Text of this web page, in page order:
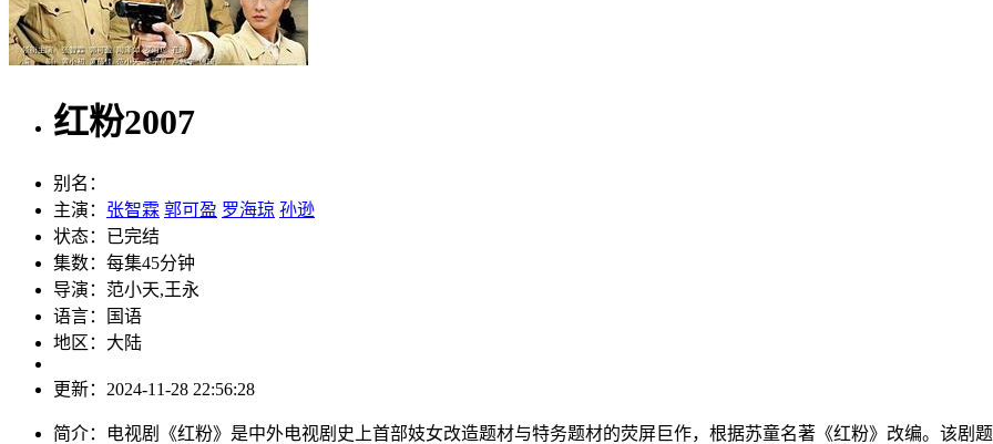
红粉2007
别名：
主演： 张智霖 郭可盈 罗海琼 孙逊
状态： 已完结
集数： 每集45分钟
导演： 范小天,王永
语言：
国语
地区： 大陆
更新： 2024-11-28 22:56:28
简介：
电视剧《红粉》是中外电视剧史上首部妓女改造题材与特务题材的荧屏巨作，根据苏童名著《红粉》改编。该剧